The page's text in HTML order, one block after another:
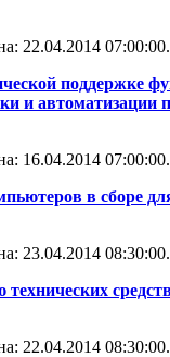
22.04.2014 07:00:00.
поддержке
и автоматизации
16.04.2014 07:00:00.
в сборе
23.04.2014 08:30:00.
22.04.2014 08:30:00.